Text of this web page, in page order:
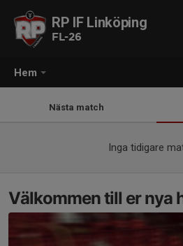
Hem
RP IF Linköping
FL-26
Nästa match
Inga tidigare
Välkommen till er nya